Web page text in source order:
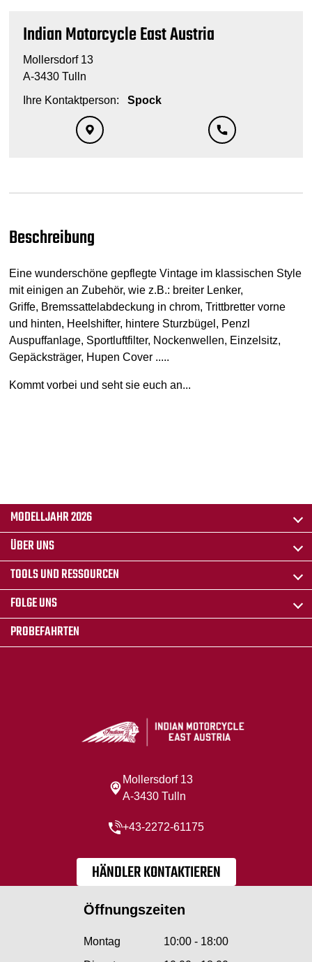
Indian Motorcycle East Austria
Mollersdorf 13
A-3430 Tulln
Ihre Kontaktperson:
Spock
Beschreibung
Eine wunderschöne gepflegte Vintage im klassischen Style
mit einigen an Zubehör, wie z.B.: breiter Lenker,
Griffe, Bremssattelabdeckung in chrom, Trittbretter vorne
und hinten, Heelshifter, hintere Sturzbügel, Penzl
Auspuffanlage, Sportluftfilter, Nockenwellen, Einzelsitz,
Gepäcksträger, Hupen Cover .....
Kommt vorbei und seht sie euch an...
MODELLJAHR 2026
ÜBER UNS
TOOLS UND RESSOURCEN
FOLGE UNS
PROBEFAHRTEN
Mollersdorf 13
A-3430 Tulln
+43-2272-61175
HÄNDLER KONTAKTIEREN
Öffnungszeiten
Montag
10:00 - 18:00